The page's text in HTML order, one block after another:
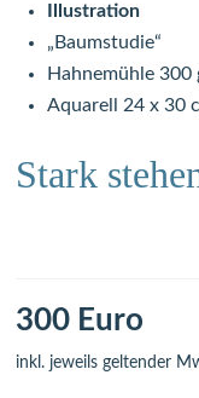
Illustration
„Baumstudie“
Hahnemühle 300
Aquarell 24 x 30
Stark
300 Euro
inkl. jeweils geltender